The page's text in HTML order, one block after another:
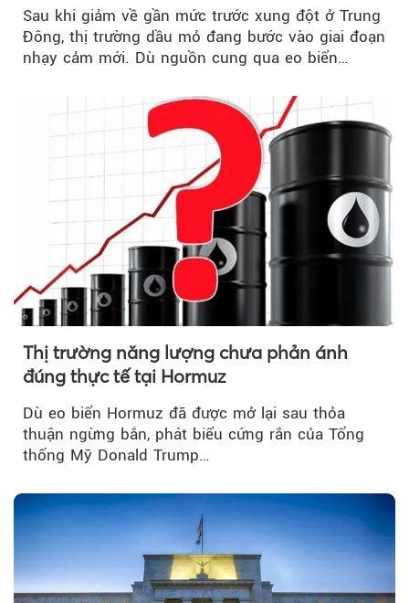
Sau khi giảm về gần mức trước xung đột ở Trung
Đông, thị trường dầu mỏ đang bước vào giai đoạn
nhạy cảm mới. Dù nguồn cung qua eo biển
Thị trường năng lượng chưa phản ánh
đúng thực tế tại Hormuz
Dù eo biển Hormuz đã được mở lại sau thỏa
thuận ngừng bắn, phát biểu cứng rắn của Tổng
thống Mỹ Donald Trump…